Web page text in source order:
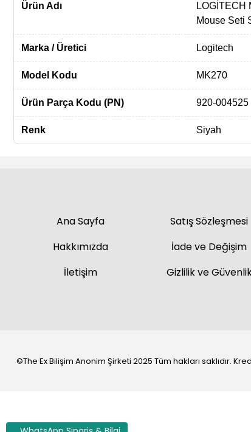
Ürün Adı
LOGİTECH
Mouse Seti
Marka / Üretici Logitech
Model Kodu MK270
Ürün Parça Kodu (PN) 920-004525
Renk Siyah
Ana Sayfa
Hakkımızda
İletişim
Satış Sözleşmesi
İade ve Değişim
Gizlilik ve
©The Ex Bilişim Anonim Şirketi 2025 Tüm hakları saklıdır.